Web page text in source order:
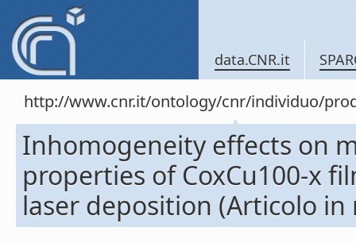
data.CNR.it
http://www.cnr.it/ontology/cnr/individuo/
Inhomogeneity effects on
properties of CoxCu100-x
laser deposition (Articolo in